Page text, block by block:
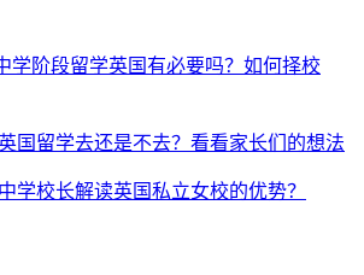
学阶段留学英国有必要吗？如何择校
国留学去还是不去？看看家长们的想法
学校长解读英国私立女校的优势？